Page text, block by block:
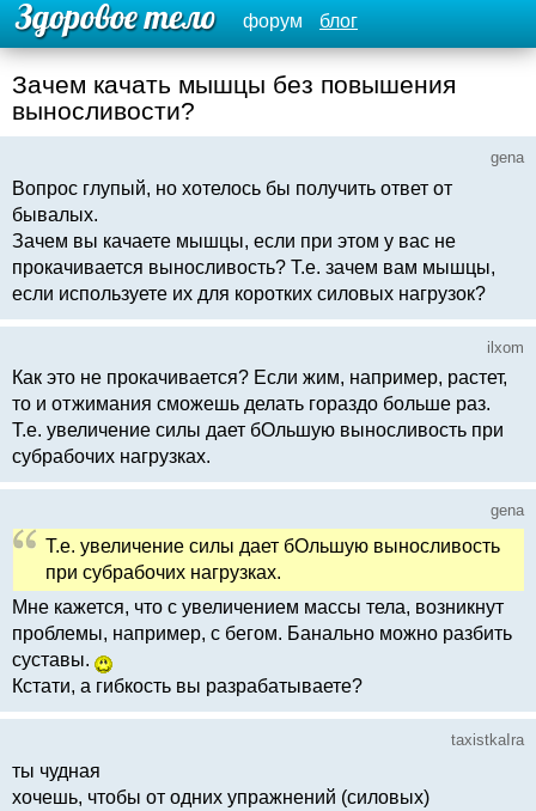
форум блог
Зачем качать мышцы без повышения
выносливости?
gena
Вопрос глупый, но хотелось бы получить ответ от
бывалых.
Зачем вы качаете мышцы, если при этом у вас не
прокачивается выносливость? Т.е. зачем вам мышцы,
если используете их для коротких силовых нагрузок?
ilxom
Как это не прокачивается? Если жим, например, растет,
то и отжимания сможешь делать гораздо больше раз.
Т.е. увеличение силы дает бОльшую выносливость при
субрабочих нагрузках.
gena
Т.е. увеличение силы дает бОльшую выносливость
при субрабочих нагрузках.
Мне кажется, что с увеличением массы тела, возникнут
проблемы, например, с бегом. Банально можно разбить
суставы.
Кстати, а гибкость вы разрабатываете?
taxistkaIra
ты чудная
хочешь, чтобы от одних упражнений (силовых)